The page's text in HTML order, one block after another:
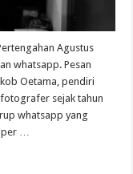
Agustus
whatsapp. Pesan
Oetama, pendiri
sejak tahun
whatsapp yang
per …